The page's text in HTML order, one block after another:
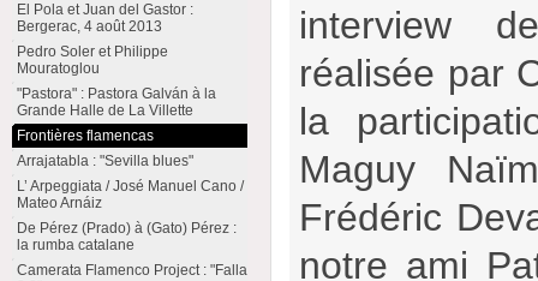
interview
réalisée par
la
Maguy
Frédéric
notre ami
El Pola et Juan del Gastor :
Bergerac, 4 août 2013
Pedro Soler et Philippe
Mouratoglou
"Pastora" : Pastora Galván à la
Grande Halle de La Villette
Frontières flamencas
Arrajatabla : "Sevilla blues"
L’ Arpeggiata / José Manuel Cano /
Mateo Arnáiz
De Pérez (Prado) à (Gato) Pérez :
la rumba catalane
Camerata Flamenco Project : "Falla